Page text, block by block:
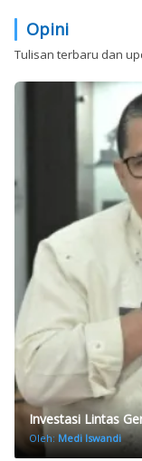
Opini
Tulisan terbaru dan
Investasi Lintas
Oleh: Medi Iswandi